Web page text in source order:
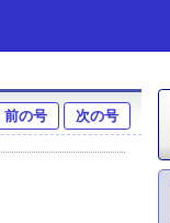
前の号 次の号